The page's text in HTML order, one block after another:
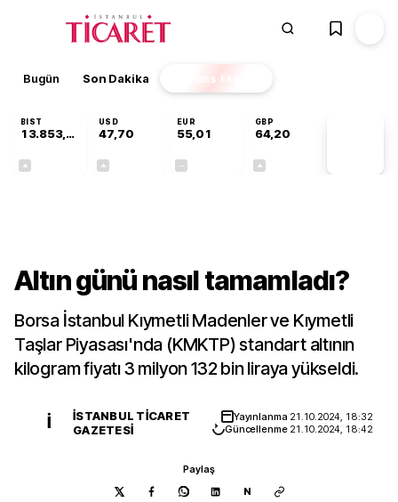
Bugün Son Dakika Finans EKSTRA
BIST
13.853,69
USD
47,70
EUR
55,01
GBP
64,20
Altın günü nasıl tamamladı?
Borsa İstanbul Kıymetli Madenler ve Kıymetli
Taşlar Piyasası'nda (KMKTP) standart altının
kilogram fiyatı 3 milyon 132 bin liraya yükseldi.
İ
İSTANBUL TICARET
GAZETESI
Yayınlanma 21.10.2024, 18:32
Güncellenme 21.10.2024, 18:42
Paylaş
N